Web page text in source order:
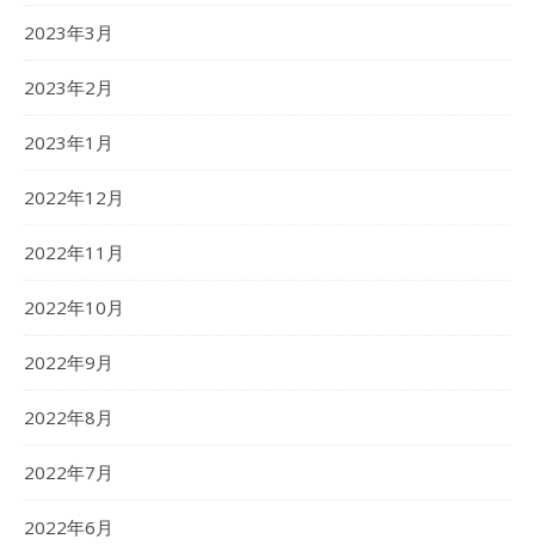
2023年3月
2023年2月
2023年1月
2022年12月
2022年11月
2022年10月
2022年9月
2022年8月
2022年7月
2022年6月